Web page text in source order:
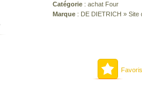
Catégorie : achat Four
Marque : DE DIETRICH » Site
Favoris